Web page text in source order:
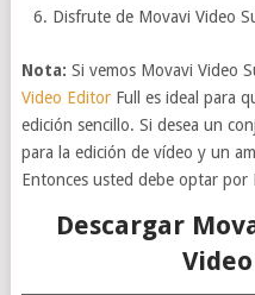
Disfrute de Movavi Video
Nota: Si vemos Movavi Video
Video Editor Full es ideal para
edición sencillo. Si desea un
para la edición de vídeo y un
Entonces usted debe optar por
Descargar